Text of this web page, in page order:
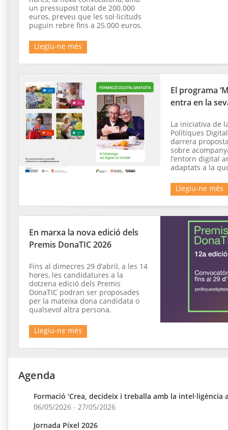
un pressupost total de 200.000
euros, preveu que les sol·licituds
puguin rebre fins a 25.000 euros.
Llegiu-ne més
El programa
entra en la
La iniciativa de
Polítiques
darrera
sobre
l’entorn digital
adaptats a la
Llegiu-ne més
En marxa la nova edició dels
Premis DonaTIC 2026
Fins al dimecres 29 d’abril, a les 14
hores, les candidatures a la
dotzena edició dels Premis
DonaTIC podran ser proposades
per la mateixa dona candidata o
qualsevol altra persona.
Llegiu-ne més
Agenda
Formació ‘Crea, decideix i treballa amb la intel·ligència
06/05/2026 - 27/05/2026
Jornada Píxel 2026